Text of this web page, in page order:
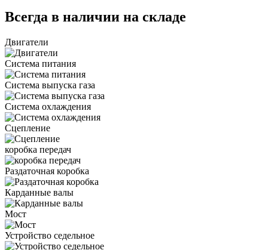
Всегда в наличии на складе
Двигатели
Система питания
Система выпуска газа
Система охлаждения
Сцепление
коробка передач
Раздаточная коробка
Карданные валы
Мост
Устройство седельное